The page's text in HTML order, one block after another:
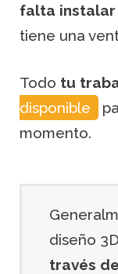
falta instalar
tiene una
Todo tu
disponible
momento.
diseño
través